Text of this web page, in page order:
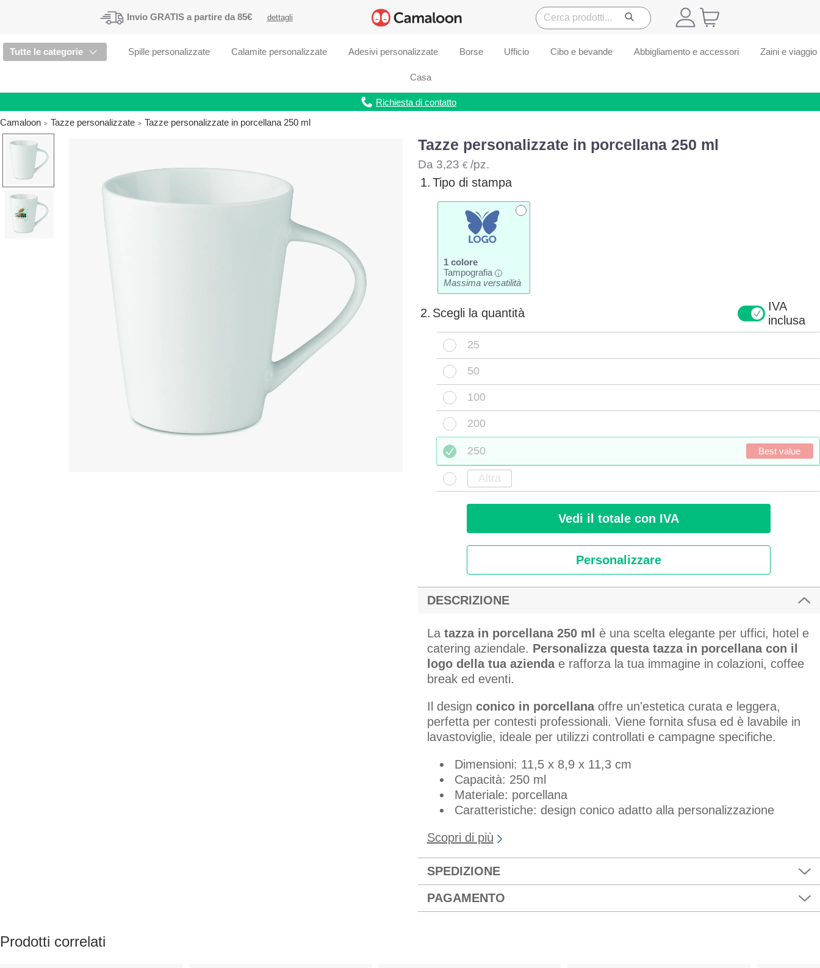
Invio GRATIS a partire da 85€ dettagli
Tutte le categorie Spille personalizzate Calamite personalizzate Adesivi personalizzate Borse Ufficio Cibo e bevande Abbigliamento e accessori Zaini e viaggio
Casa
Richiesta di contatto
Camaloon
Tazze personalizzate Tazze personalizzate in porcellana 250 ml
Tazze personalizzate in porcellana 250 ml
Da 3,23 €/pz.
1. Tipo di stampa
1 colore
Tampografia
i
Massima versatilità
2. Scegli la quantità
IVA
inclusa
25
50
100
200
250 Best value
Vedi il totale con IVA
Personalizzare
DESCRIZIONE
Latazza in porcellana 250 ml
è una scelta elegante per uffici, hotel e
catering aziendale. Personalizza questa tazza in porcellana con il
logo della tua aziendae rafforza la tua immagine in colazioni, coffee
break ed eventi.
Il design conico in porcellana offre un'estetica curata e leggera,
perfetta per contesti professionali. Viene fornita sfusa ed è lavabile in
lavastoviglie, ideale per utilizzi controllati e campagne specifiche.
Dimensioni: 11,5 x 8,9 x 11,3 cm
Capacità: 250 ml
Materiale: porcellana
Caratteristiche: design conico adatto alla personalizzazione
Scopri di più
SPEDIZIONE
PAGAMENTO
Prodotti correlati